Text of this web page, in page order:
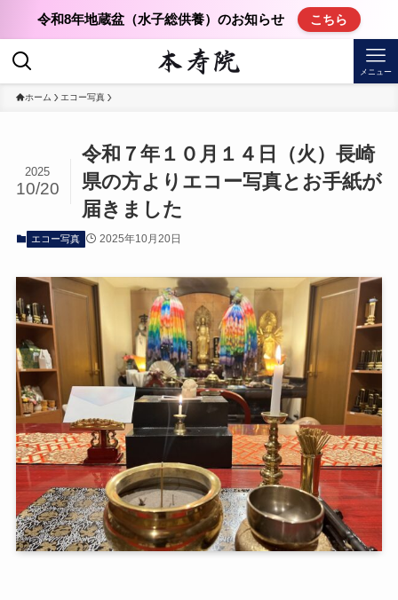
令和8年地蔵盆（水子総供養）のお知らせ こちら
メニュー
ホーム エコー写真
令和７年１０月１４日（火）長崎
県の方よりエコー写真とお手紙が
届きました
2025
10/20
エコー写真 2025年10月20日